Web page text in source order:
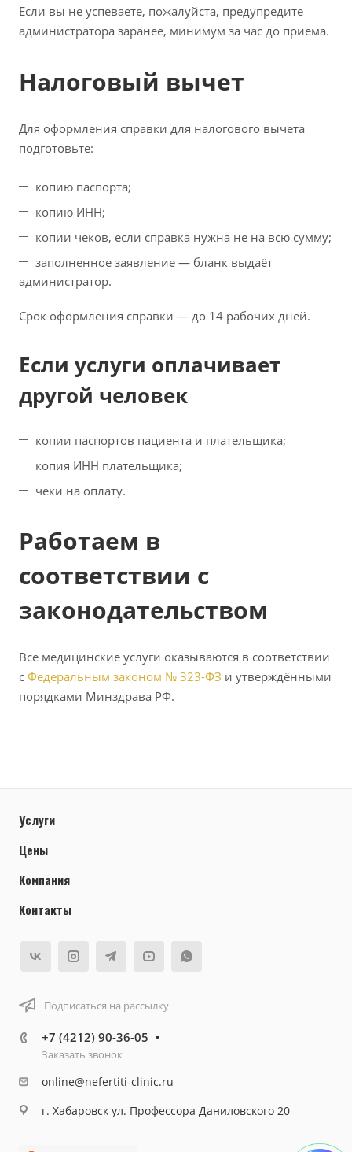
Если вы не успеваете, пожалуйста, предупредите
администратора заранее, минимум за час до приёма.
Налоговый вычет
Для оформления справки для налогового вычета
подготовьте:
копию паспорта;
копию ИНН;
копии чеков, если справка нужна не на всю сумму;
заполненное заявление — бланк выдаёт
администратор.
Срок оформления справки — до 14 рабочих дней.
Если услуги оплачивает
другой человек
копии паспортов пациента и плательщика;
копия ИНН плательщика;
чеки на оплату.
Работаем в
соответствии с
законодательством
Все медицинские услуги оказываются в соответствии
с Федеральным законом № 323-ФЗ и утверждёнными
порядками Минздрава РФ.
Услуги
Цены
Компания
Контакты
Подписаться на рассылку
+7 (4212) 90-36-05
Заказать звонок
online@nefertiti-clinic.ru
г. Хабаровск ул. Профессора Даниловского 20